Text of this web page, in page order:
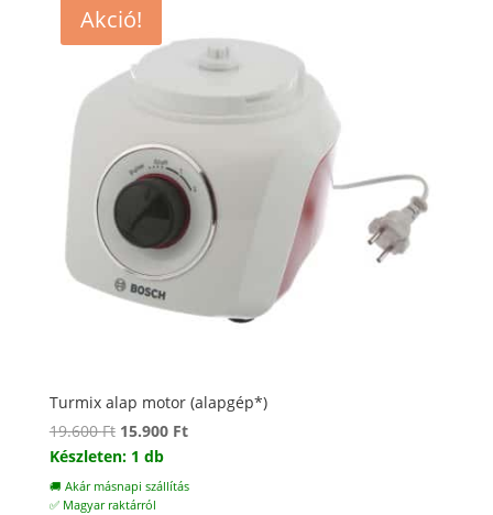
Akció!
Turmix alap motor (alapgép*)
19.600Ft Original
price
was:
19.600 Ft.
15.900 FtCurrent
is:
Készleten: 1 db
🚚 Akár másnapi szállítás
✅ Magyar raktárról